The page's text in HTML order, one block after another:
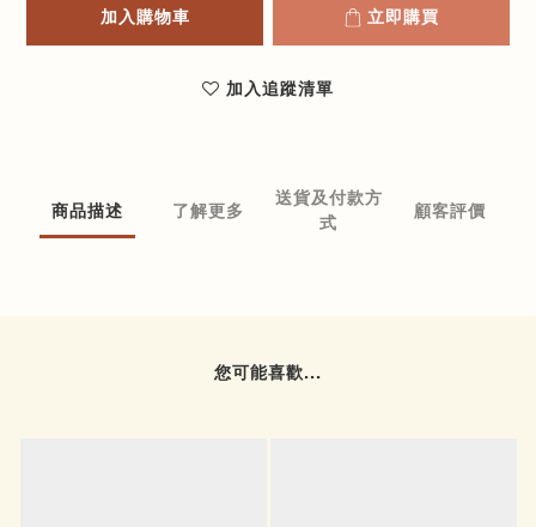
加入購物車 立即購買
加入追蹤清單
商品描述 了解更多
送貨及付款方
式
顧客評價
您可能喜歡...